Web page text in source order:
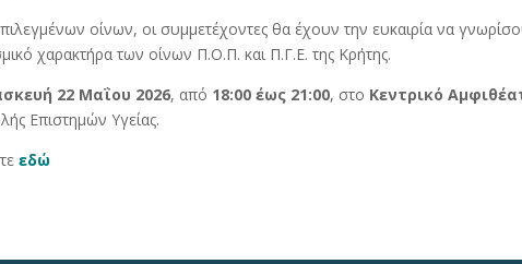
οίνων, οι συμμετέχοντες θα έχουν την ευκαιρία να
χαρακτήρα των οίνων Π.Ο.Π. και Π.Γ.Ε. της Κρήτης.
22 Μαΐου 2026, από 18:00 έως 21:00, στο Κεντρικό
Επιστημών Υγείας.
εδώ